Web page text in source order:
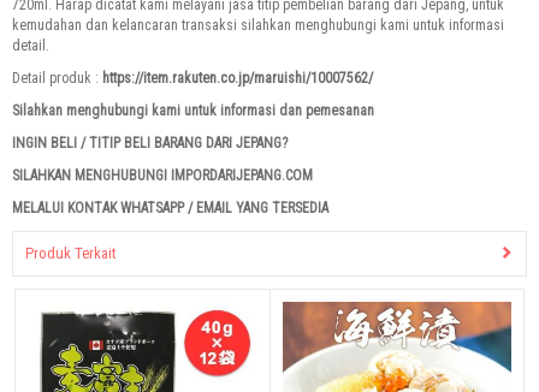
720ml. Harap dicatat kami melayani jasa titip pembelian barang dari Jepang, untuk
kemudahan dan kelancaran transaksi silahkan menghubungi kami untuk informasi
detail.
Detail produk : https://item.rakuten.co.jp/maruishi/10007562/
Silahkan menghubungi kami untuk informasi dan pemesanan
INGIN BELI / TITIP BELI BARANG DARI JEPANG?
SILAHKAN MENGHUBUNGI IMPORDARIJEPANG.COM
MELALUI KONTAK WHATSAPP / EMAIL YANG TERSEDIA
Produk Terkait